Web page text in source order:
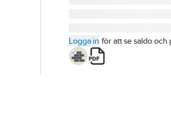
Logga in för att se saldo och